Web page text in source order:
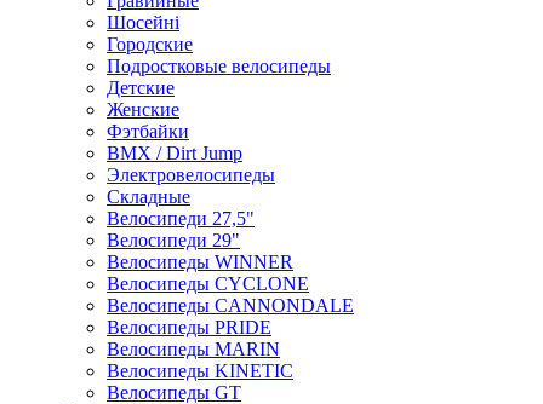
Шосейні
Городские
Подростковые велосипеды
Детские
Женские
Фэтбайки
BMX / Dirt Jump
Электровелосипеды
Складные
Велосипеди 27,5"
Велосипеди 29"
Велосипеды WINNER
Велосипеды CYCLONE
Велосипеды CANNONDALE
Велосипеды PRIDE
Велосипеды MARIN
Велосипеды KINETIC
Велосипеды GT